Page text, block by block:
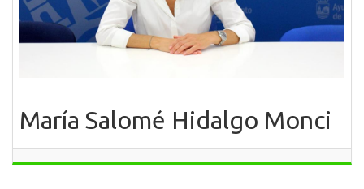
María Salomé Hidalgo Monci